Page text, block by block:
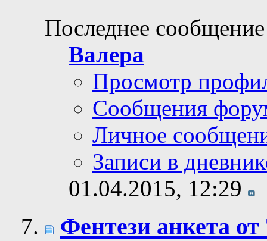
Последнее
Валера
Просмотр
Сообщения
Личное
Записи в
01.04.2015, 12:29
Фентези анкета